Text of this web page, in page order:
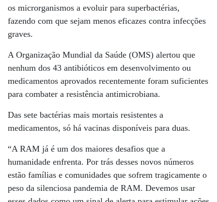
os microrganismos a evoluir para superbactérias,
fazendo com que sejam menos eficazes contra infecções
graves.
A Organização Mundial da Saúde (OMS) alertou que
nenhum dos 43 antibióticos em desenvolvimento ou
medicamentos aprovados recentemente foram suficientes
para combater a resistência antimicrobiana.
Das sete bactérias mais mortais resistentes a
medicamentos, só há vacinas disponíveis para duas.
“A RAM já é um dos maiores desafios que a
humanidade enfrenta. Por trás desses novos números
estão famílias e comunidades que sofrem tragicamente o
peso da silenciosa pandemia de RAM. Devemos usar